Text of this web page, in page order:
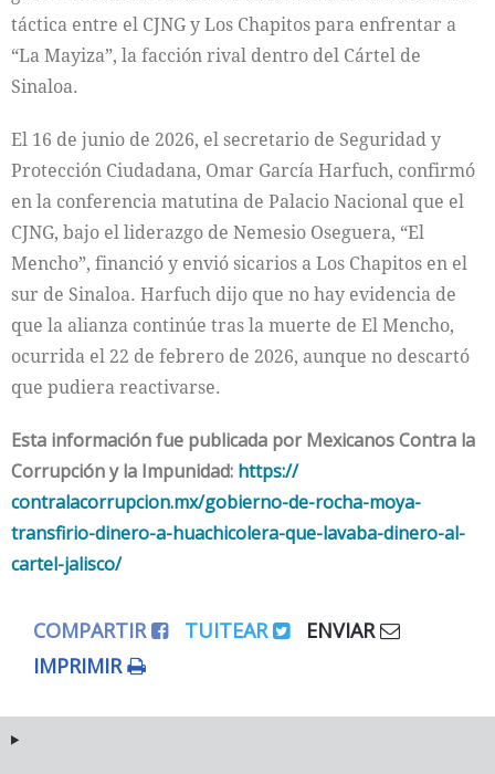
táctica entre el CJNG y Los Chapitos para enfrentar a
“La Mayiza”, la facción rival dentro del Cártel de
Sinaloa.
El 16 de junio de 2026, el secretario de Seguridad y
Protección Ciudadana, Omar García Harfuch, confirmó
en la conferencia matutina de Palacio Nacional que el
CJNG, bajo el liderazgo de Nemesio Oseguera, “El
Mencho”, financió y envió sicarios a Los Chapitos en el
sur de Sinaloa. Harfuch dijo que no hay evidencia de
que la alianza continúe tras la muerte de El Mencho,
ocurrida el 22 de febrero de 2026, aunque no descartó
que pudiera reactivarse.
Esta información fue publicada por Mexicanos Contra la
Corrupción y la Impunidad: https://
contralacorrupcion.mx/gobierno-de-rocha-moya-
transfirio-dinero-a-huachicolera-que-lavaba-dinero-al-
cartel-jalisco/
COMPARTIR TUITEAR
ENVIAR
IMPRIMIR